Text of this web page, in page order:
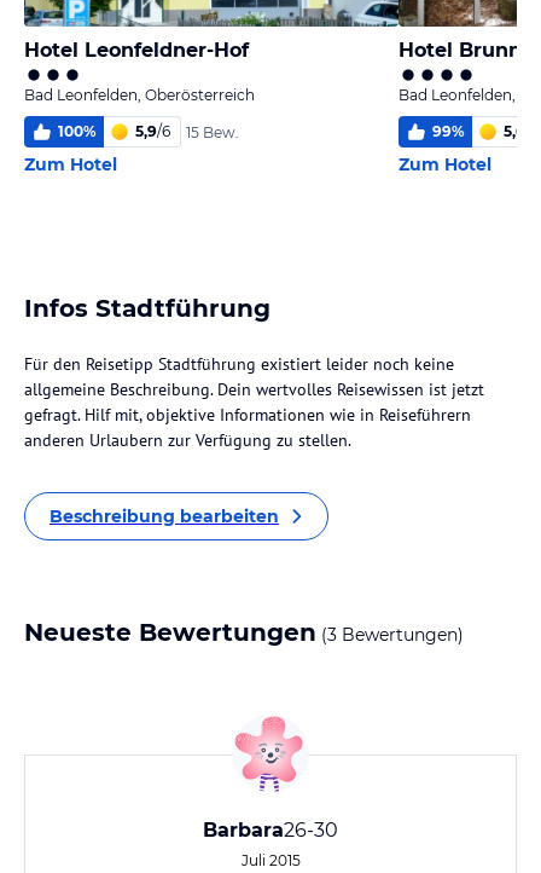
Hotel Leonfeldner-Hof
Bad Leonfelden, Oberösterreich
100% 5,9/6 15 Bew.
Zum Hotel
Hotel
Bad Leonfelden,
99% 5,6
Zum Hotel
Infos Stadtführung
Für den Reisetipp Stadtführung existiert leider noch keine
allgemeine Beschreibung. Dein wertvolles Reisewissen ist jetzt
gefragt. Hilf mit, objektive Informationen wie in Reiseführern
anderen Urlaubern zur Verfügung zu stellen.
Beschreibung bearbeiten
Neueste Bewertungen (3 Bewertungen)
Barbara26-30
Juli 2015